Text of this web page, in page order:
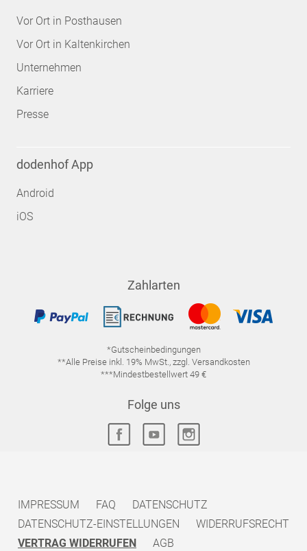
Vor Ort in Posthausen
Vor Ort in Kaltenkirchen
Unternehmen
Karriere
Presse
dodenhof App
Android
iOS
Zahlarten
*Gutscheinbedingungen
**Alle Preise inkl. 19% MwSt., zzgl. Versandkosten
***Mindestbestellwert 49 €
Folge uns
IMPRESSUM FAQ
DATENSCHUTZ
DATENSCHUTZ-EINSTELLUNGEN
WIDERRUFSRECHT
VERTRAG WIDERRUFEN
AGB